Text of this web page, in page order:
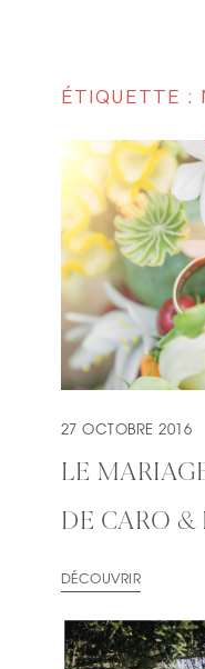
ÉTIQUETTE :
27 OCTOBRE 2016
LE
DE CARO &
DÉCOUVRIR